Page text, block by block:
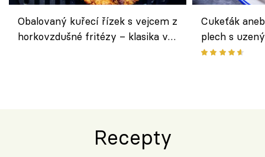
Obalovaný kuřecí řízek s vejcem z
horkovzdušné fritézy – klasika v
Cukeťák
plech s
způsob, jak
Recepty